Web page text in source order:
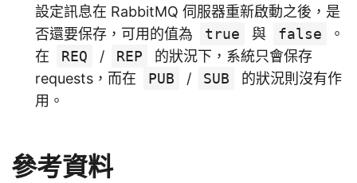
設定訊息在 RabbitMQ 伺服器重新啟動之後，是
否還要保存，可用的值為
true 與 false
。
在
REQ / REP
的狀況下，系統只會保存
requests，而在
PUB / SUB
的狀況則沒有作
用。
參考資料